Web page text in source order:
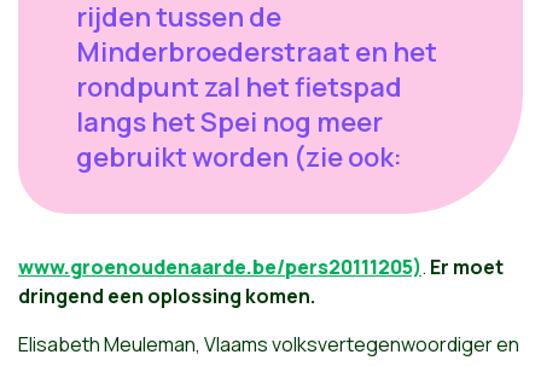
rijden tussen de
Minderbroederstraat en het
rondpunt zal het fietspad
langs het Spei nog meer
gebruikt worden (zie ook:
www.groenoudenaarde.be/pers20111205). Er moet
dringend een oplossing komen.
Elisabeth Meuleman, Vlaams volksvertegenwoordiger en